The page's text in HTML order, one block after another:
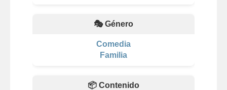
🎭 Género
Comedia
Familia
📦 Contenido